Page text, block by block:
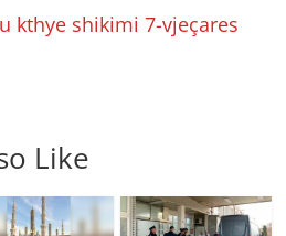
kthye shikimi 7-vjeçares
Like